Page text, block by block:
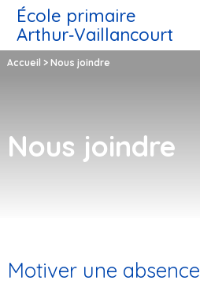
École primaire
Arthur‑Vaillancourt
Accueil > Nous joindre
Nous joindre
Motiver une absence